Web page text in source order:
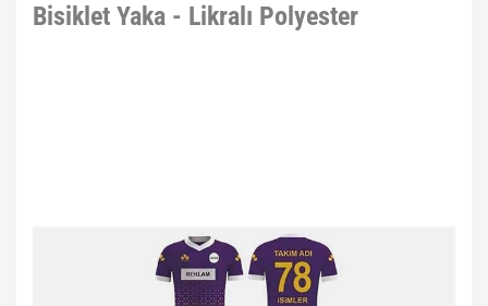
Bisiklet Yaka - Likralı Polyester